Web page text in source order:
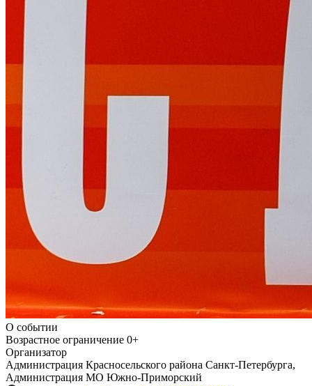
О событии
Возрастное ограничение 0+
Организатор
Администрация Красносельского района Санкт-Петербурга,
Администрация МО Южно-Приморский